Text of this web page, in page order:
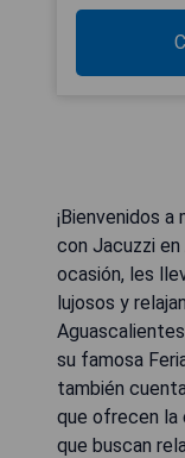
¡Bienvenidos
con Jacuzzi
ocasión, les
lujosos y
su famosa
también
que ofrecen la
que buscan